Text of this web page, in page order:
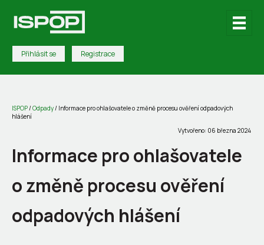
Přihlásit se Registrace
ISPOP/Odpady/ Informace pro ohlašovatele o změně procesu ověření odpadových
hlášení
Vytvořeno: 06 března 2024
Informace pro ohlašovatele
o změně procesu ověření
odpadových hlášení